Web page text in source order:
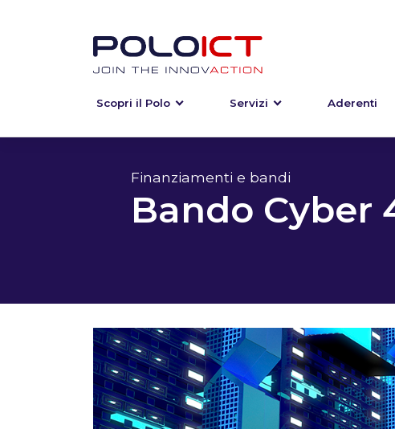
Scopri il Polo Servizi Aderenti
Finanziamenti e bandi
Bando Cyber